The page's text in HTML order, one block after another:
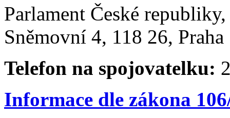
Parlament České
Sněmovní 4, 118 26,
Telefon na spojovatelku:
Informace dle zákona